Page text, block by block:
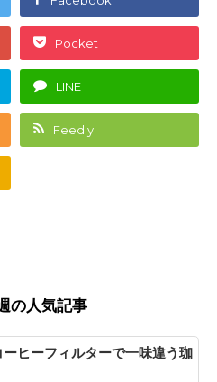
Pocket
LINE
Feedly
の人気記事
ーヒーフィルターで一味違う珈